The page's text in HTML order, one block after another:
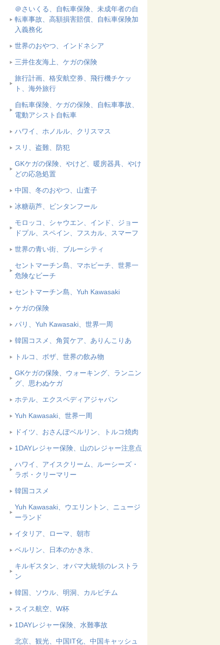
＠さいくる、自転車保険、未成年者の自
転車事故、高額損害賠償、自転車保険加
入義務化
世界のおやつ、インドネシア
三井住友海上、ケガの保険
旅行計画、格安航空券、飛行機チケッ
ト、海外旅行
自転車保険、ケガの保険、自転車事故、
電動アシスト自転車
ハワイ、ホノルル、クリスマス
スリ、盗難、防犯
GKケガの保険、やけど、暖房器具、やけ
どの応急処置
中国、冬のおやつ、山査子
冰糖葫芦、ビンタンフール
モロッコ、シャウエン、インド、ジョー
ドプル、スペイン、フスカル、スマーフ
世界の青い街、ブルーシティ
セントマーチン島、マホビーチ、世界一
危険なビーチ
セントマーチン島、Yuh Kawasaki
ケガの保険
パリ、Yuh Kawasaki、世界一周
韓国コスメ、角質ケア、ありんこりあ
トルコ、ボザ、世界の飲み物
GKケガの保険、ウォーキング、ランニン
グ、思わぬケガ
ホテル、エクスペディアジャパン
Yuh Kawasaki、世界一周
ドイツ、おさんぽベルリン、トルコ焼肉
1DAYレジャー保険、山のレジャー注意点
ハワイ、アイスクリーム、ルーシーズ・
ラボ・クリーマリー
韓国コスメ
Yuh Kawasaki、ウエリントン、ニュージ
ーランド
イタリア、ローマ、朝市
ベルリン、日本のかき氷、
キルギスタン、オバマ大統領のレストラ
ン
韓国、ソウル、明洞、カルビチム
スイス航空、W杯
1DAYレジャー保険、水難事故
北京、観光、中国IT化、中国キャッシュ